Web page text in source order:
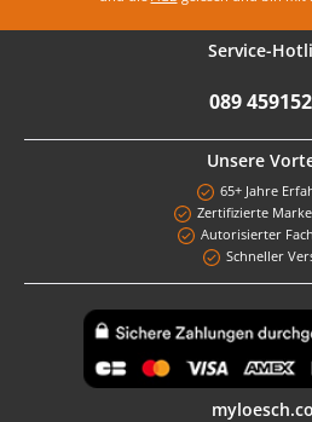
Service-
089
Unsere
65+ Jahre
Zertifizierte
Autorisierter
Schneller